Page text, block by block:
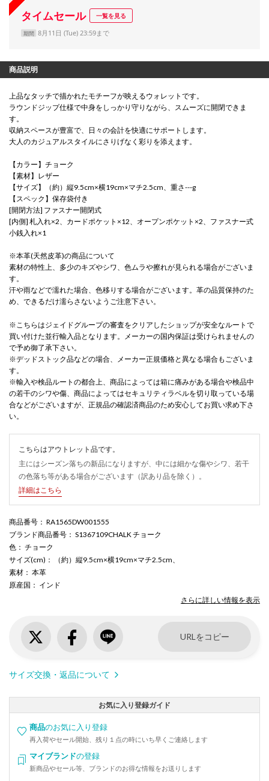
タイムセール 一覧を見る
期間 8月11日 (Tue) 23:59まで
商品説明
上品なタッチで描かれたモチーフが映えるウォレットです。
ラウンドジップ仕様で中身をしっかり守りながら、スムーズに開閉できま
す。
収納スペースが豊富で、日々の会計を快適にサポートします。
大人のカジュアルスタイルにさりげなく彩りを添えます。
【カラー】チョーク
【素材】レザー
【サイズ】（約）縦9.5cm×横19cm×マチ2.5cm、重さ---g
【スペック】保存袋付き
[開閉方法] ファスナー開閉式
[内側] 札入れ×2、カードポケット×12、オープンポケット×2、ファスナー式
小銭入れ×1
※本革(天然皮革)の商品について
素材の特性上、多少のキズやシワ、色ムラや擦れが見られる場合がございま
す。
汗や雨などで濡れた場合、色移りする場合がございます。革の品質保持のた
め、できるだけ濡らさないようご注意下さい。
※こちらはジェイドグループの審査をクリアしたショップが安全なルートで
買い付けた並行輸入品となります。メーカーの国内保証は受けられませんの
で予め御了承下さい。
※デッドストック品などの場合、メーカー正規価格と異なる場合もございま
す。
※輸入や検品ルートの都合上、商品によっては箱に痛みがある場合や検品中
の若干のシワや傷、商品によってはセキュリティラベルを切り取っている場
合などがございますが、正規品の確認済商品のため安心してお買い求め下さ
い。
こちらはアウトレット品です。
主にはシーズン落ちの新品になりますが、中には細かな傷やシワ、若干
の色落ち等がある場合がございます（訳あり品を除く）。
詳細はこちら
商品番号 ： RA1565DW001555
ブランド商品番号 ： S1367109CHALK チョーク
色 ： チョーク
サイズ(cm) ： （約）縦9.5cm×横19cm×マチ2.5cm、
素材 ： 本革
原産国 ： インド
さらに詳しい情報を表示
URLをコピー
サイズ交換・返品について
お気に入り登録ガイド
商品のお気に入り登録
再入荷やセール開始、残り１点の時にいち早くご連絡します
マイブランドの登録
新商品やセール等、ブランドのお得な情報をお送りします